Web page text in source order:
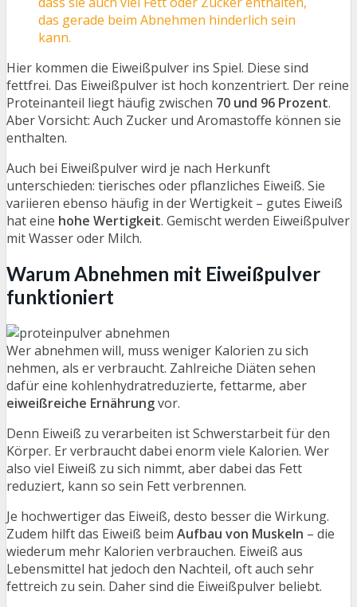
das gerade beim Abnehmen hinderlich sein
kann.
Hier kommen die Eiweißpulver ins Spiel. Diese sind
fettfrei. Das Eiweißpulver ist hoch konzentriert. Der reine
Proteinanteil liegt häufig zwischen 70 und 96 Prozent.
Aber Vorsicht: Auch Zucker und Aromastoffe können sie
enthalten.
Auch bei Eiweißpulver wird je nach Herkunft
unterschieden: tierisches oder pflanzliches Eiweiß. Sie
variieren ebenso häufig in der Wertigkeit – gutes Eiweiß
hat eine hohe Wertigkeit. Gemischt werden Eiweißpulver
mit Wasser oder Milch.
Warum Abnehmen mit Eiweißpulver
funktioniert
Wer abnehmen will, muss weniger Kalorien zu sich
nehmen, als er verbraucht. Zahlreiche Diäten sehen
dafür eine kohlenhydratreduzierte, fettarme, aber
eiweißreiche Ernährungvor.
Denn Eiweiß zu verarbeiten ist Schwerstarbeit für den
Körper. Er verbraucht dabei enorm viele Kalorien. Wer
also viel Eiweiß zu sich nimmt, aber dabei das Fett
reduziert, kann so sein Fett verbrennen.
Je hochwertiger das Eiweiß, desto besser die Wirkung.
Zudem hilft das Eiweiß beim Aufbau von Muskeln – die
wiederum mehr Kalorien verbrauchen. Eiweiß aus
Lebensmittel hat jedoch den Nachteil, oft auch sehr
fettreich zu sein. Daher sind die Eiweißpulver beliebt.